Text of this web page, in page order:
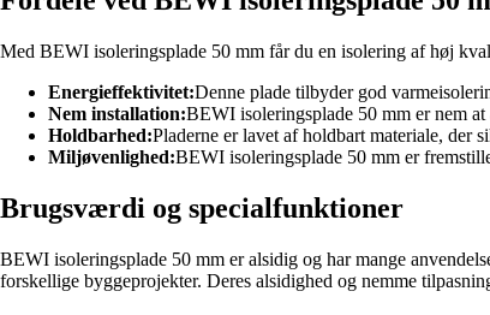
Med BEWI isoleringsplade 50 mm får du en isolering af høj
Energieffektivitet:Denne plade tilbyder god
Nem installation:BEWI isoleringsplade 50 mm er nem
Holdbarhed:Pladerne er lavet af holdbart materiale, der
Miljøvenlighed:BEWI isoleringsplade 50 mm er
Brugsværdi og specialfunktioner
BEWI isoleringsplade 50 mm er alsidig og har mange
forskellige byggeprojekter. Deres alsidighed og nemme